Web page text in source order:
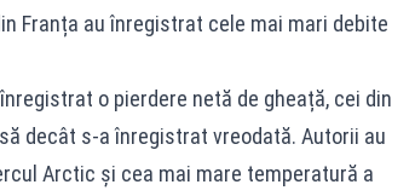
Franța au înregistrat cele mai mari debite
o pierdere netă de gheață, cei din
decât s-a înregistrat vreodată. Autorii au
Arctic și cea mai mare temperatură a